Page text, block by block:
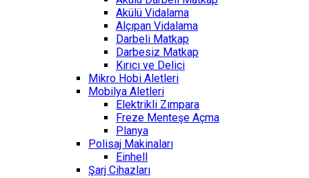
Akülü Vidalama
Alçıpan Vidalama
Darbeli Matkap
Darbesiz Matkap
Kırıcı ve Delici
Mikro Hobi Aletleri
Mobilya Aletleri
Elektrikli Zımpara
Freze Menteşe Açma
Planya
Polisaj Makinaları
Einhell
Şarj Cihazları